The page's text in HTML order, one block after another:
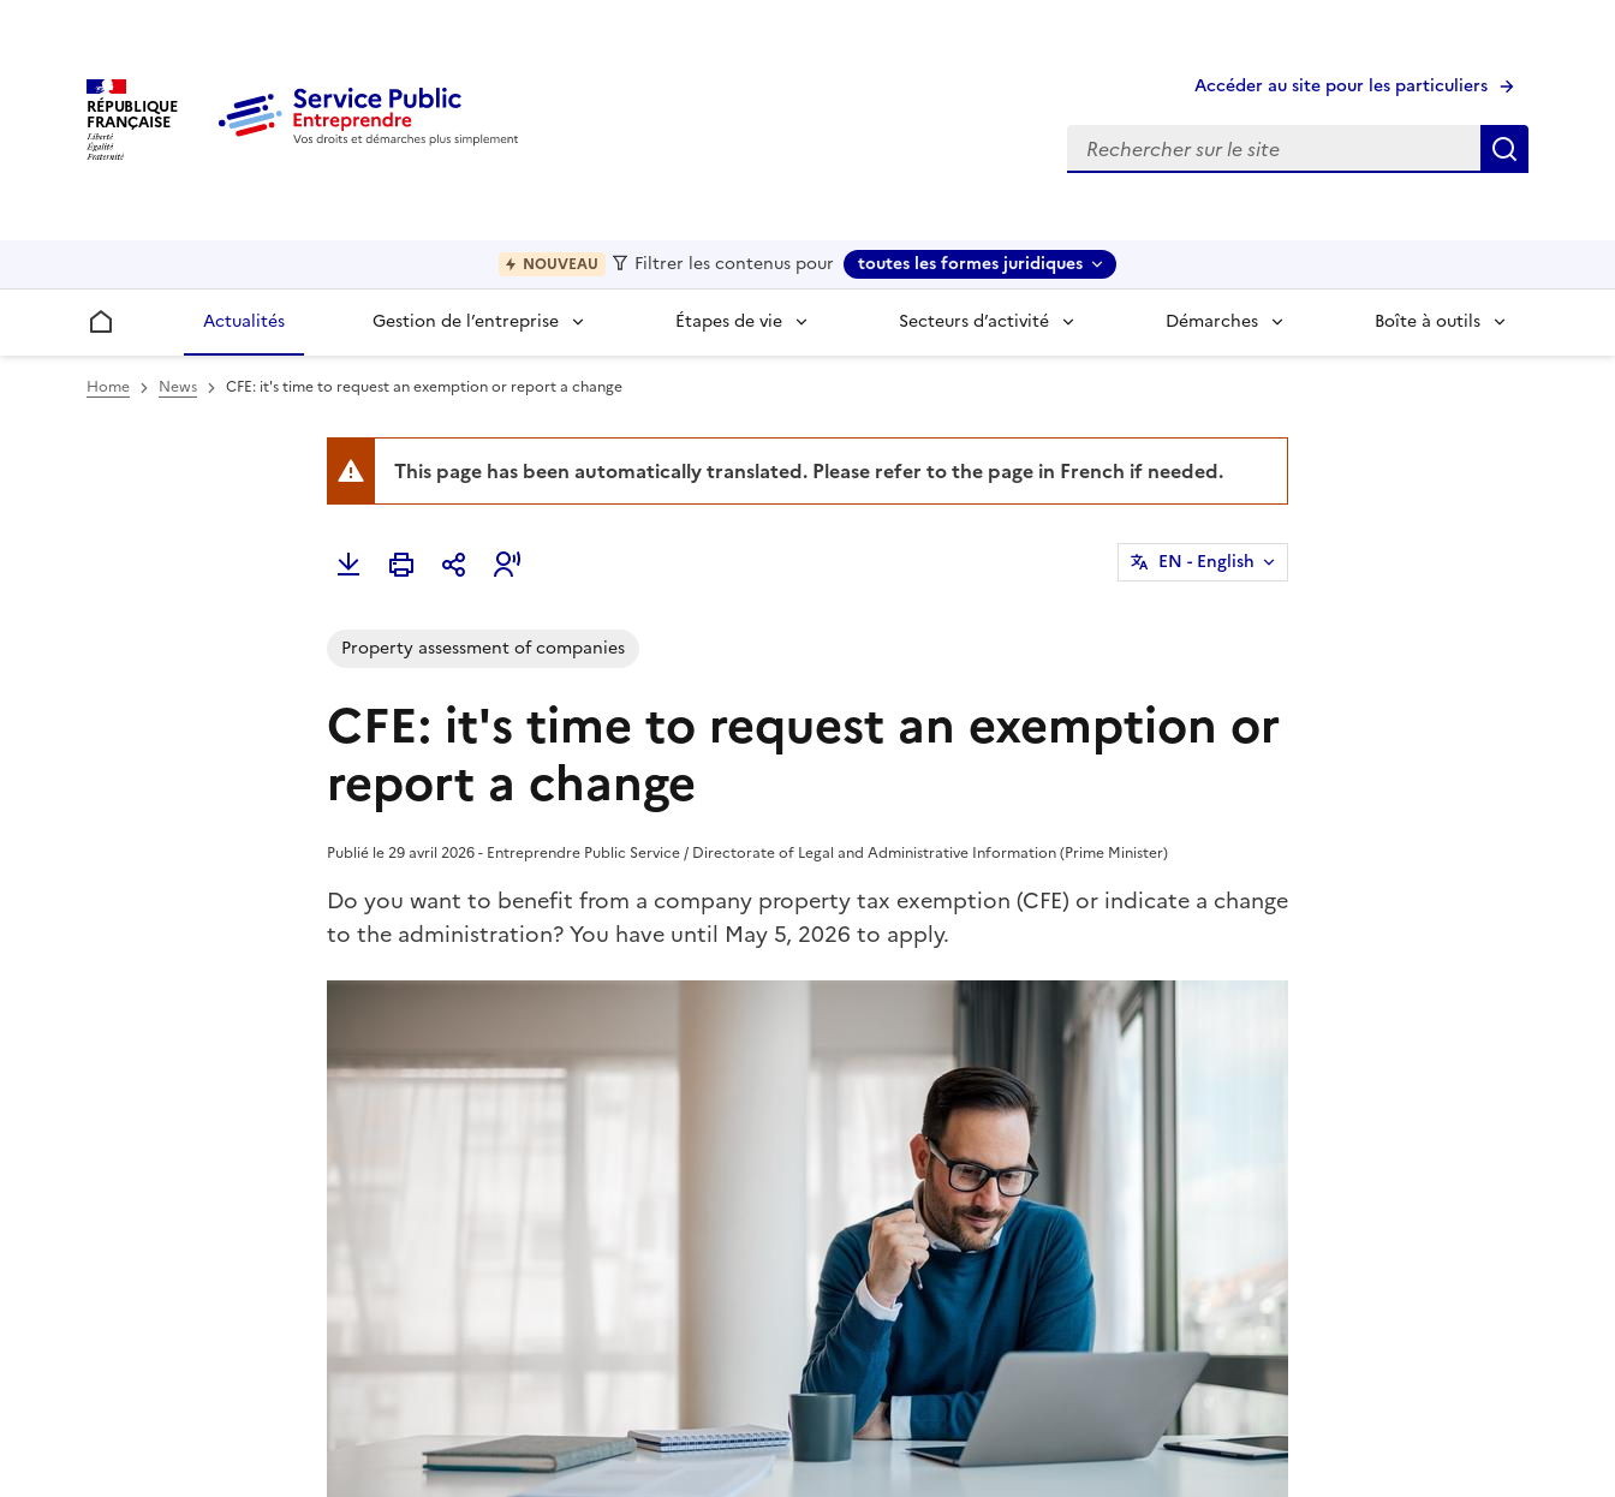
RÉPUBLIQUE
FRANÇAISE
Accéder au site pour les particuliers
Recherche
NOUVEAU Filtrer les contenus pour toutes les formes juridiques
Accueil Actualités Gestion de l’entreprise Étapes de vie Secteurs d’activité Démarches Boîte à outils
Home News CFE: it's time to request an exemption or report a change
This page has been automatically translated. Please refer to the page in French if needed.
EN - English
Property assessment of companies
CFE: it's time to request an exemption or
report a change
Publié le 29 avril 2026 - Entreprendre Public Service / Directorate of Legal and Administrative Information (Prime Minister)
Do you want to benefit from a company property tax exemption (CFE) or indicate a change
to the administration? You have until May 5, 2026 to apply.